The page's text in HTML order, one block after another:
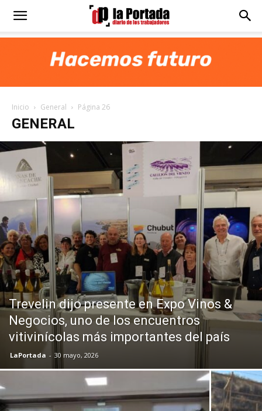
Diario
Portada
Inicio General Página 26
GENERAL
Trevelin dijo presente en Expo Vinos &
Negocios, uno de los encuentros
vitivinícolas más importantes del país
LaPortada - 30 mayo, 2026